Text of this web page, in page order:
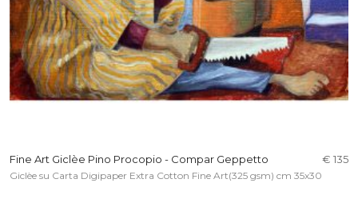
Fine Art Giclèe Pino Procopio - Compar Geppetto € 135
Giclèe su Carta Digipaper Extra Cotton Fine Art(325 gsm) cm 35x30